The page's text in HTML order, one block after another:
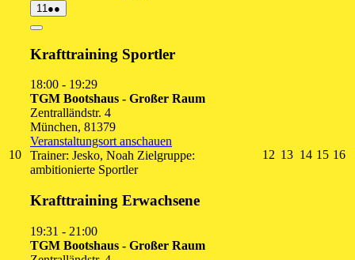
1010.
August
11 11.
August
●●
Veranstaltungen)
Close
Krafttraining Sportler
18:00 - 19:29
TGM Bootshaus - Großer Raum
Zentralländstr. 4
München, 81379
Veranstaltungsort anschauen
Trainer: Jesko, Noah Zielgruppe:
ambitionierte Sportler
Krafttraining Erwachsene
19:31 - 21:00
TGM Bootshaus - Großer Raum
12 12.
1313.
1414.
1515.
16